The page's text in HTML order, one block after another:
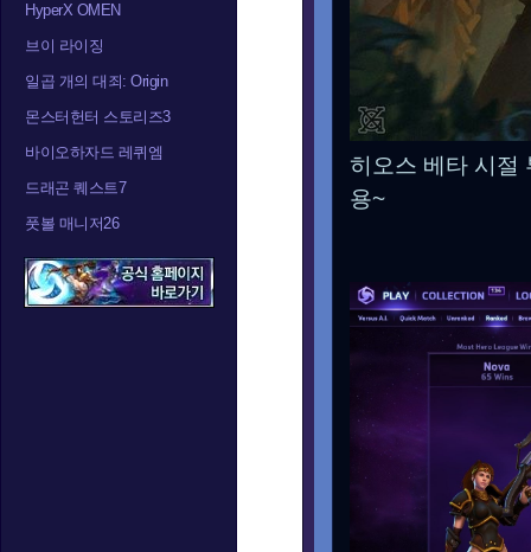
HyperX OMEN
브이 라이징
일곱 개의 대죄: Origin
몬스터헌터 스토리즈3
바이오하자드 레퀴엠
드래곤 퀘스트7
풋볼 매니저26
히오스 베타 시절
용~